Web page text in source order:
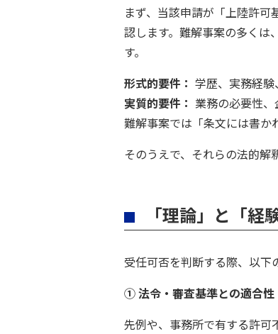
まず、当該申請が「上陸許
認します。難解事案の多くは
す。
形式的要件： 学歴、実務経験
実質的要件： 業務の必要性、
難解事案では「条文には書か
そのうえで、それらの法的解
「理論」と「経
受任可否を判断する際、以下
①法令・審査基準との適合性
先例や、事務所で有する許可